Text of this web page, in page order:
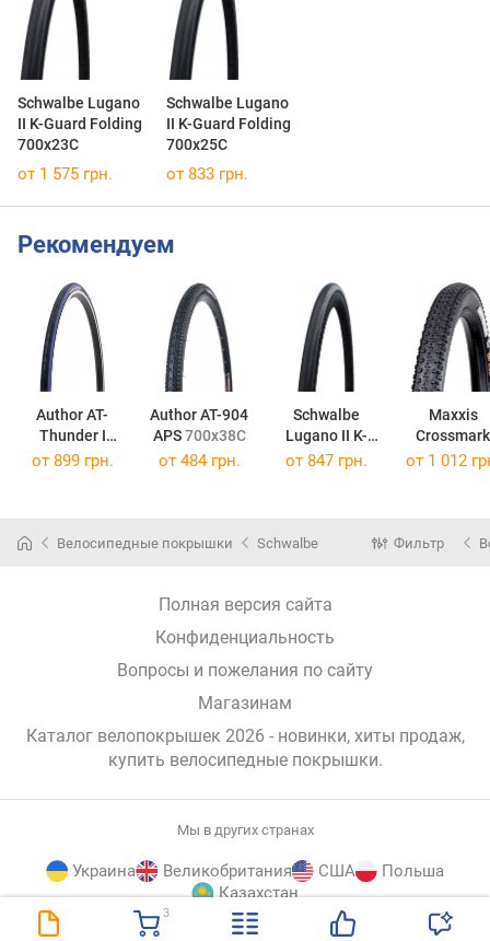
3
Schwalbe Lugano
II K-Guard Folding
700x23C
Schwalbe Lugano
II K-Guard Folding
700x25C
от 1 575 грн. от 833 грн.
Рекомендуем
Author AT-
Thunder I
700x25C
Author AT-904
APS700x38C
Schwalbe
Lugano II K-
Guard Wired
Maxxis
Crossmark
29x2.1
от 899 грн. от 484 грн. от 847 грн. от 1 012
Велосипедные покрышки Schwalbe Фильтр
Полная версия сайта
Конфиденциальность
Вопросы и пожелания по сайту
Магазинам
Каталог велопокрышек 2026 - новинки, хиты продаж,
купить велосипедные покрышки.
Мы в других странах
Украина Великобритания США
Польша
Казахстан